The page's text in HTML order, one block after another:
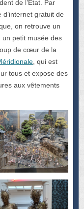
de l’État. Par
gratuit de
on retrouve un
petit musée des
de cœur de la
, qui est
tous et expose des
aux vêtements